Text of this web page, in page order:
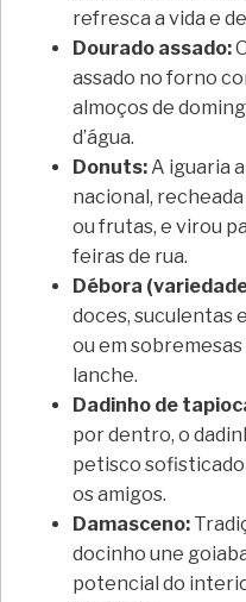
refresca a vida e
Dourado assado:
assado no forno
almoços de
d’água.
Donuts:A iguaria
nacional,
ou frutas, e virou
feiras de rua.
Débora
doces, suculentas
ou em
lanche.
Dadinho de
por dentro, o
petisco
os amigos.
Damasceno:
docinho une
potencial do